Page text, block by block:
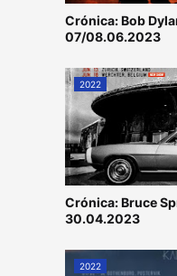
Crónica: Bob
07/08.06.2023
2022
Crónica: Bruce
30.04.2023
2022